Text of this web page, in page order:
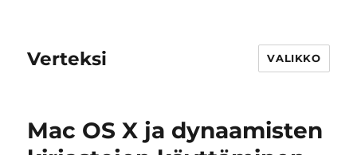
Verteksi VALIKKO
Mac OS X ja dynaamisten